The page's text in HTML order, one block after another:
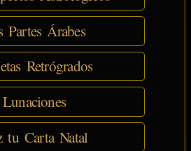
Partes Árabes
Retrógrados
Lunaciones
tu Carta Natal